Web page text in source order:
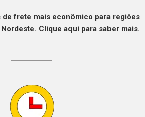
de frete mais econômico para regiões
Clique aqui para saber mais.